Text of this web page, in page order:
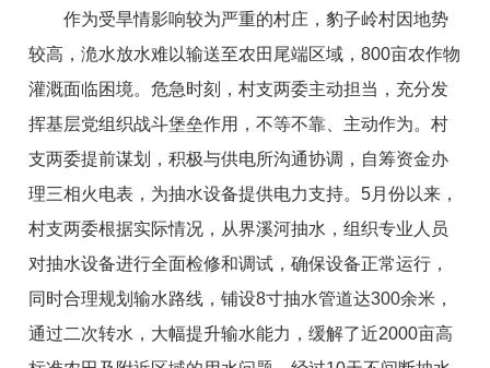
作为受旱情影响较为严重的村庄，豹子岭村因地势
较高，洈水放水难以输送至农田尾端区域，800亩农作物
灌溉面临困境。危急时刻，村支两委主动担当，充分发
挥基层党组织战斗堡垒作用，不等不靠、主动作为。村
支两委提前谋划，积极与供电所沟通协调，自筹资金办
理三相火电表，为抽水设备提供电力支持。5月份以来，
村支两委根据实际情况，从界溪河抽水，组织专业人员
对抽水设备进行全面检修和调试，确保设备正常运行，
同时合理规划输水路线，铺设8寸抽水管道达300余米，
通过二次转水，大幅提升输水能力，缓解了近2000亩高